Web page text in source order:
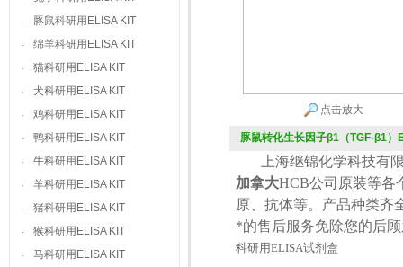
·
豚鼠科研用ELISA KIT
·
绵羊科研用ELISA KIT
·
猫科研用ELISA KIT
·
犬科研用ELISA KIT
·
鸡科研用ELISA KIT
·
鸭科研用ELISA KIT
·
牛科研用ELISA KIT
·
羊科研用ELISA KIT
·
猪科研用ELISA KIT
·
猴科研用ELISA KIT
·
马科研用ELISA KIT
点击放大
豚鼠转化生长因子β1（TGF-β1）
上海继锦化学科技有限
加拿大HCB公司原装等各
原、抗体等。产品种类齐
*的售后服务免除您的后
科研用ELISA试剂盒